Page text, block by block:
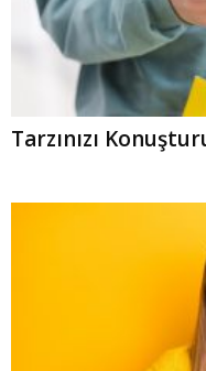
Tarzınızı